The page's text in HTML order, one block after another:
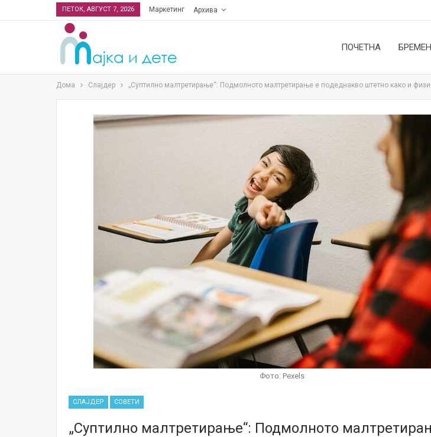
ПЕТОК, АВГУСТ 7, 2026 Маркетинг Архива
ПОЧЕТНА
Дома Слајдер „Суптилно малтретирање“: Подмолното малтретирање е подеднакво штетно како и
Фото: Pexels
СЛАЈДЕР СОВЕТИ
„Суптилно малтретирање“: Подмолното
Малолетниците
15-тата година:
Мајка и Дете
Нов тест